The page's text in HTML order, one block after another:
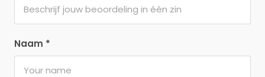
Naam *